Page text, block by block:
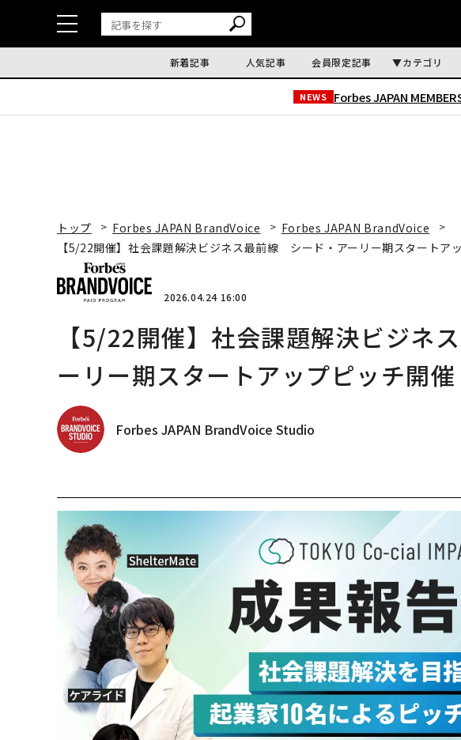
新着記事 人気記事 会員限定記事 カテゴリ
NEWS Forbes JAPAN
トップ Forbes JAPAN BrandVoice
Forbes JAPAN BrandVoice
【5/22開催】社会課題解決ビジネス最前線 シード・アーリー期スタートア
2026.04.24 16:00
【5/22開催】社会課題解決ビジネ
ーリー期スタートアップピッチ開催
Forbes JAPAN BrandVoice Studio